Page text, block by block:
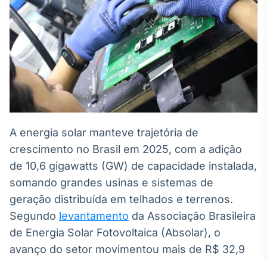
conteúdos
personalizados
Soluções de Dados
e Conteúdos
Broadcast
OTC
Plataforma para
negociação de
ativos
Broadcast
Datafeed
APIs para
integração de
conteúdos e
dados
Broadcast
Ticker
A energia solar manteve trajetória de
crescimento no Brasil em 2025, com a adição
de 10,6 gigawatts (GW) de capacidade instalada,
somando grandes usinas e sistemas de
geração distribuída em telhados e terrenos.
Segundo levantamento da Associação Brasileira
de Energia Solar Fotovoltaica (Absolar), o
avanço do setor movimentou mais de R$ 32,9